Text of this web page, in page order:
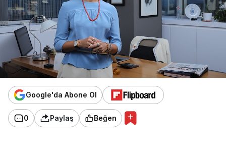
Google'da Abone Ol
0 Paylaş Beğen